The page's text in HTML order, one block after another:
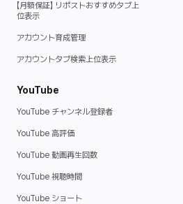
【月額保証】 リポストおすすめタブ上
位表示ㅤ
アカウント育成管理ㅤ
アカウントタブ検索上位表示ㅤ
YouTube
YouTube チャンネル登録者
YouTube 高評価
YouTube 動画再生回数
YouTube 視聴時間
YouTube ショート